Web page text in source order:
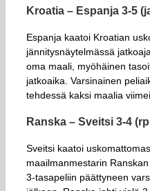
Kroatia – Espanja 3-5
Espanja kaatoi Kroatian
jännitysnäytelmässä
oma maali, myöhäinen
jatkoaika. Varsinainen
tehdessä kaksi maalia
Ranska – Sveitsi 3-4
Sveitsi kaatoi
maailmanmestarin
3-tasapeliin päättyneen